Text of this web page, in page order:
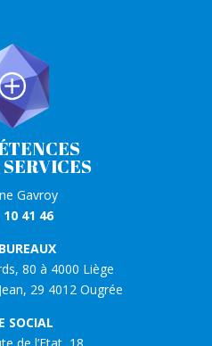
Gavroy
10 41 46
80 à 4000 Liège
29 4012 Ougrée
SOCIAL
de l’Etat, 18